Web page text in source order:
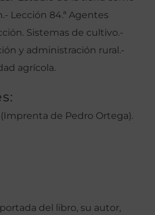
Lección 84.ª Agentes
Sistemas de cultivo.-
y administración rural.-
agrícola.
(Imprenta de Pedro Ortega).
del libro, su autor,